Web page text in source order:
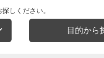
しください。
目的から